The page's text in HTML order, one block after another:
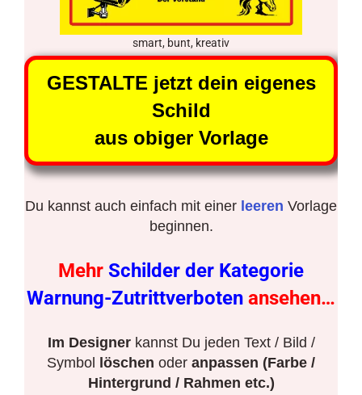
smart, bunt, kreativ
GESTALTE jetzt dein eigenes
Schild
aus obiger Vorlage
Du kannst auch einfach mit einer leeren Vorlage
beginnen.
Mehr Schilder der Kategorie
Warnung-Zutrittverboten ansehen…
Im Designerkannst Du jeden Text / Bild /
Symbol
löschen oder anpassen (Farbe /
Hintergrund / Rahmen etc.)